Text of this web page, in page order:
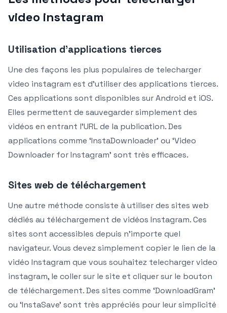
video instagram
Utilisation d’applications tierces
Une des façons les plus populaires de telecharger
video instagram est d’utiliser des applications tierces.
Ces applications sont disponibles sur Android et iOS.
Elles permettent de sauvegarder simplement des
vidéos en entrant l’URL de la publication. Des
applications comme ‘InstaDownloader’ ou ‘Video
Downloader for Instagram’ sont très efficaces.
Sites web de téléchargement
Une autre méthode consiste à utiliser des sites web
dédiés au téléchargement de vidéos Instagram. Ces
sites sont accessibles depuis n’importe quel
navigateur. Vous devez simplement copier le lien de la
vidéo Instagram que vous souhaitez telecharger video
instagram, le coller sur le site et cliquer sur le bouton
de téléchargement. Des sites comme ‘DownloadGram’
ou ‘InstaSave’ sont très appréciés pour leur simplicité